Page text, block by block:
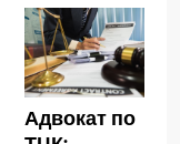
Адвокат по